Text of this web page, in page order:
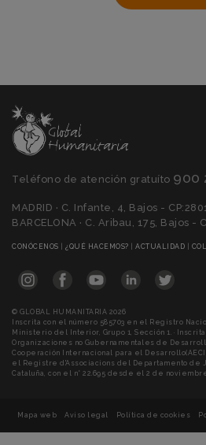
Teléfono de atención gratuíto 900
MADRID · C. Infante, 4, Bajos -
BARCELONA · C. Aribau, 175, Bajos -
CONÓCENOS (CURRENT)
¿QUÉ HACEMOS? (CURRENT)
ACTUALIDAD
© GLOBAL HUMANITARIA 2026
Inscrita con el número 585703 en el Registro
Ministerio del Interior, Grupo 1, Sección 1. ·
Organizaciones no Gubernamentales de
Cooperación Internacional para el
el Registre d'Associacions del Departamento de
Cataluña, con el n° 22.695 desde el 2 de
Mapa web Aviso legal Política de cookies